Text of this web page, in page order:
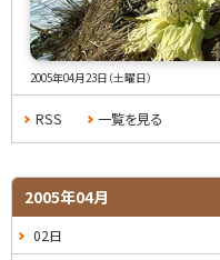
2005年04月23日（土曜日）
RSS 一覧を見る
2005年04月
02日